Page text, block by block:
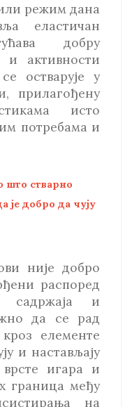
режим дана
еластичан
добру
и активности
остварује у
прилагођену
исто
потребама и
што стварно
је добро да чују
није добро
распоред
садржаја и
да се рад
елементе
и настављају
игара и
граница међу
на